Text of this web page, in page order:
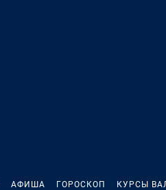
АФИША ГОРОСКОП КУРСЫ